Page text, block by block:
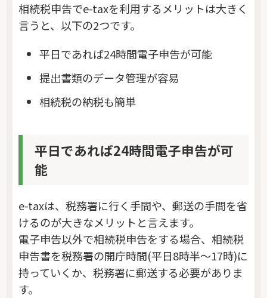
相続税申告でe-taxを利用するメリットは大きく
言うと、以下の2つです。
平日であれば24時間電子申告が可能
提出書類のデータ管理が容易
相続税の納税も簡単
平日であれば24時間電子申告が可
能
e-taxは、税務署に行く手間や、郵送の手間を省
けるのが大きなメリットと言えます。
電子申告以外で相続税申告をする場合、相続税
申告書を税務署の開庁時間(平日8時半～17時)に
持っていくか、税務署に郵送する必要がありま
す。